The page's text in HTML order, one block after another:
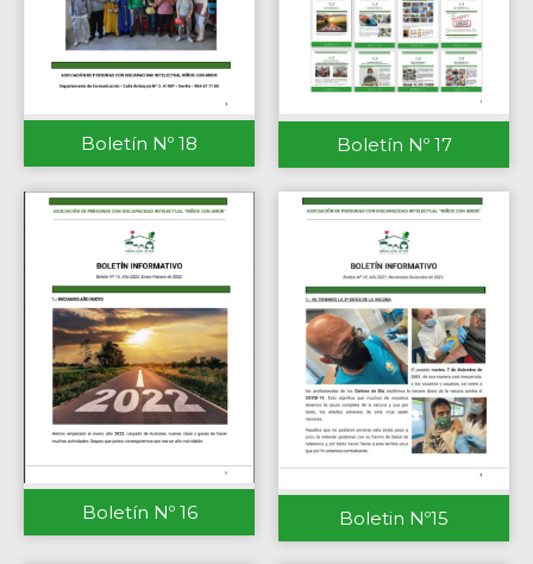
Boletín Nº 18 Boletín Nº 17
Boletín Nº 16 Boletin Nº15